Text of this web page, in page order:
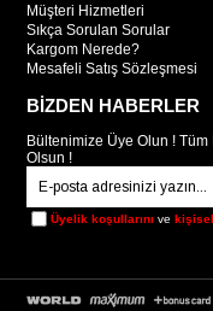
Müşteri Hizmetleri
Sıkça Sorulan Sorular
Kargom Nerede?
Mesafeli Satış Sözleşmesi
BİZDEN HABERLER
Bültenimize Üye Olun !
Olsun !
Üyelik koşullarını ve